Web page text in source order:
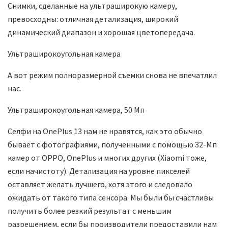
Снимки, сделанные на ультраширокую камеру,
превосходны: отличная детализация, широкий
динамический диапазон и хорошая цветопередача.
Ультраширокоугольная камера
А вот режим полноразмерной съемки снова не впечатлил
нас.
Ультраширокоугольная камера, 50 Мп
Селфи на OnePlus 13 нам не нравятся, как это обычно
бывает с фотографиями, полученными с помощью 32-Мп
камер от OPPO, OnePlus и многих других (Xiaomi тоже,
если начистоту). Детализация на уровне пикселей
оставляет желать лучшего, хотя этого и следовало
ожидать от такого типа сенсора. Мы были бы счастливы
получить более резкий результат с меньшим
разрешением, если бы производители предоставили нам